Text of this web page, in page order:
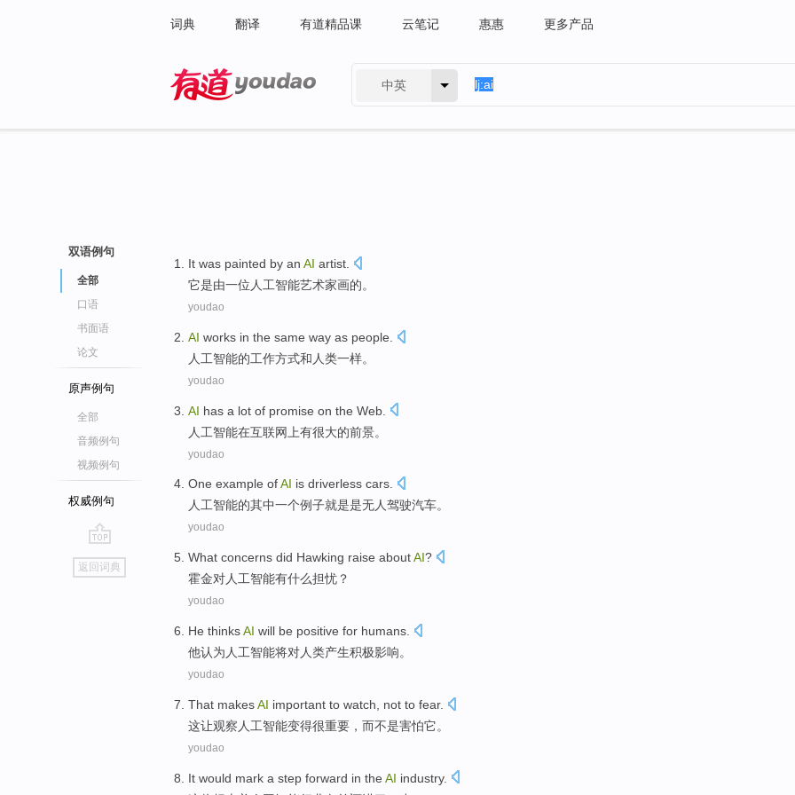
词典 翻译 有道精品课 云笔记 惠惠 更多产品
中英
双语例句
全部
口语
书面语
论文
原声例句
全部
音频例句
视频例句
权威例句
go
top
返回词典
It was painted by an AI artist
它是由一位 人工智能艺术家画的。
youdao
AI works in the same way as people
人工智能的工作方式和 人类一样。
youdao
AI has a lot of promise on the Web
人工智能在互联网 上有很大的前景。
youdao
One example ofAI is driverless cars.
人工智能的其中一个例子就是是无人驾驶汽车。
youdao
What concerns did Hawking raise aboutAI?
霍金对人工智能有什么担忧 ？
youdao
He thinksAI will be positive for humans
他认为 人工智能将对人类产生积极影响。
youdao
That makesAI important to watch not to fear.
这让观察 人工智能变得很重要 ， 而不是害怕它。
youdao
It would mark a step forward in the AI industry.